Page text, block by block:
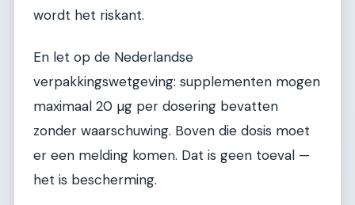
wordt het riskant.
En let op de Nederlandse
verpakkingswetgeving: supplementen mogen
maximaal 20 µg per dosering bevatten
zonder waarschuwing. Boven die dosis moet
er een melding komen. Dat is geen toeval —
het is bescherming.